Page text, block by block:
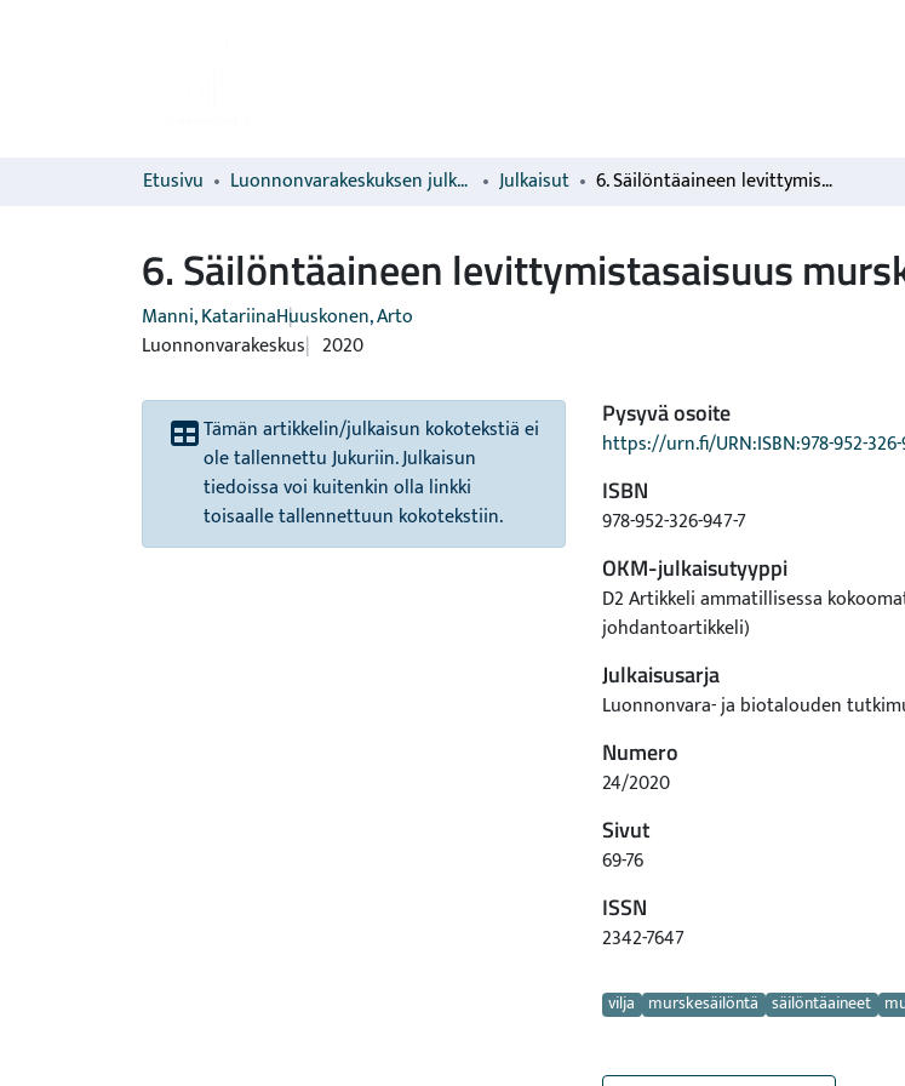
Etusivu Luonnonvarakeskuksen julkaisut Julkaisut 6. Säilöntäaineen levittymistasaisuus murskesäilötyssä viljassa
6. Säilöntäaineen levittymistasaisuus
Manni, KatariinaHuuskonen, Arto
Luonnonvarakeskus 2020
Tämän artikkelin/julkaisun kokotekstiä ei
ole tallennettu Jukuriin. Julkaisun
tiedoissa voi kuitenkin olla linkki
toisaalle tallennettuun kokotekstiin.
Pysyvä osoite
https://urn.fi/URN:ISBN:978-952-
ISBN
978-952-326-947-7
OKM-julkaisutyyppi
D2 Artikkeli ammatillisessa
johdantoartikkeli)
Julkaisusarja
Luonnonvara- ja biotalouden
Numero
24/2020
Sivut
69-76
ISSN
2342-7647
Avainsanat
vilja murskesäilöntä säilöntäaineet